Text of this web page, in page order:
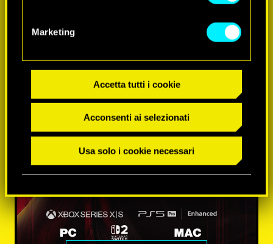
Marketing
Accetta tutti i cookie
Acconsenti ai selezionati
Usa solo i cookie necessari